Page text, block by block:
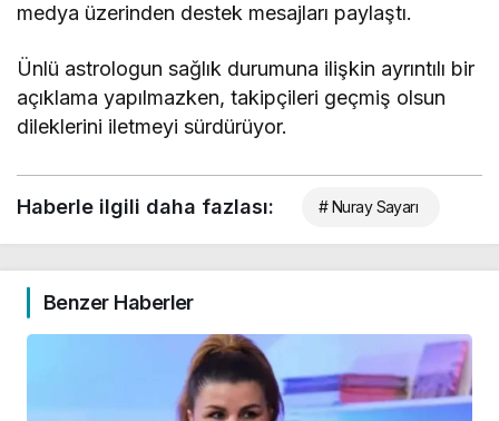
medya üzerinden destek mesajları paylaştı.
Ünlü astrologun sağlık durumuna ilişkin ayrıntılı bir
açıklama yapılmazken, takipçileri geçmiş olsun
dileklerini iletmeyi sürdürüyor.
Haberle ilgili daha fazlası: # Nuray Sayarı
Benzer Haberler